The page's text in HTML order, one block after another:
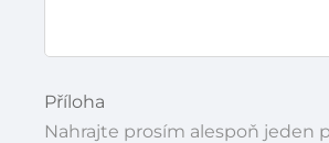
Příloha
Nahrajte prosím alespoň jeden